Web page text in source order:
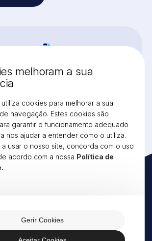
Monteiro, 1058
512
Cerveira
melhoram a sua
cookies para melhorar a sua
navegação. Estes cookies são
garantir o funcionamento adequado
nos ajudar a entender como o utiliza.
a usar o nosso site, concorda com o uso
acordo com a nossa Política de
Gerir Cookies